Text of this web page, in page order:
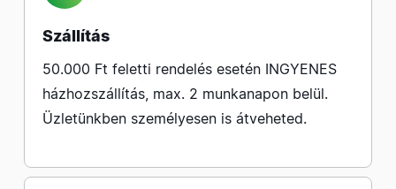
Szállítás
50.000 Ft feletti rendelés esetén INGYENES
házhozszállítás, max. 2 munkanapon belül.
Üzletünkben személyesen is átveheted.